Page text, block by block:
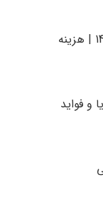
قیمت انواع ایمپلنت سال 1402 | هزینه
مزایا و فواید